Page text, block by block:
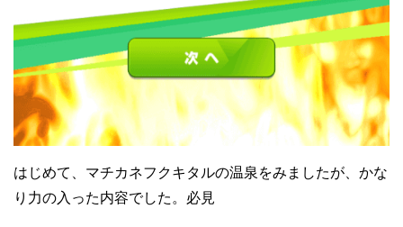
はじめて、マチカネフクキタルの温泉をみましたが、かな
り力の入った内容でした。必見